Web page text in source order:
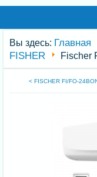
Вы здесь: Главная
FISHER
Fischer
< FISCHER FI/FO-